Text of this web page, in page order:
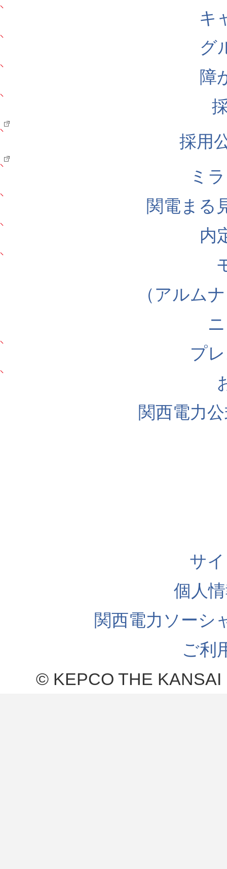
キ
グ
障
採用
ミ
関電まる
内
（アルム
プ
関西電力
サ
個人
関西電力ソーシ
ご利
© KEPCO THE